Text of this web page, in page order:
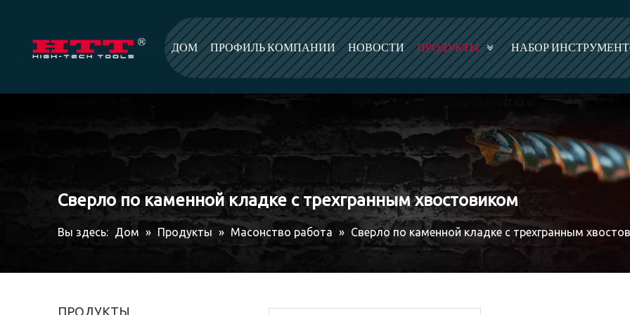
ДОМ ПРОФИЛЬ КОМПАНИИ НОВОСТИ ПРОДУКТЫ НАБОР
Сверло по каменной кладке с трехгранным хвостовиком
Вы здесь: Дом » Продукты » Масонство работа » Сверло по каменной кладке с трехгранным
ПРОДУКТЫ